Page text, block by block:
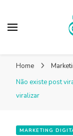
Home
Não existe post
viralizar
MARKETING